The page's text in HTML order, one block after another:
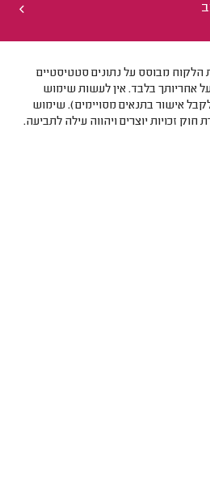
מבוסס על נתונים סטטיסטיים
אחריותך בלבד. אין לעשות שימוש
אישור בתנאים מסויימים). שימוש
זכויות יוצרים ויהווה עילה לתביעה.